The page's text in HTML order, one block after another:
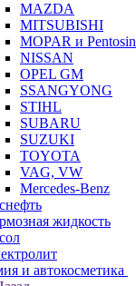
MAZDA
MITSUBISHI
MOPAR и Pentosin
NISSAN
OPEL GM
SSANGYONG
STIHL
SUBARU
SUZUKI
TOYOTA
VAG, VW
Мercedes-Benz
жидкость
и автокосметика